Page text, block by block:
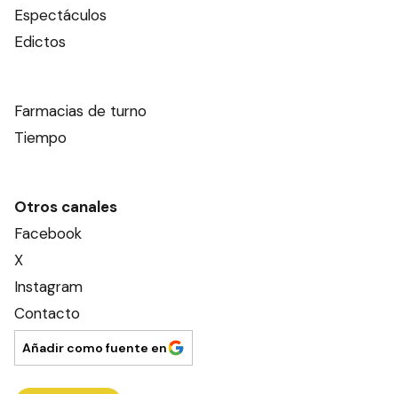
Espectáculos
Edictos
Farmacias de turno
Tiempo
Otros canales
Facebook
X
Instagram
Contacto
Añadir como fuente en